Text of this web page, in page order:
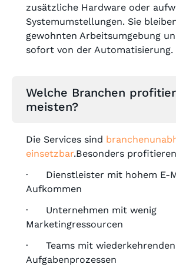
zusätzliche Hardware oder
Systemumstellungen. Sie
gewohnten Arbeitsumgebung
sofort von der Automatisierung.
Welche Branchen
meisten?
Die Services sind
einsetzbar.Besonders
· Dienstleister mit hohem E-
Aufkommen
· Unternehmen mit wenig
Marketingressourcen
· Teams mit wiederkehrenden
Aufgabenprozessen